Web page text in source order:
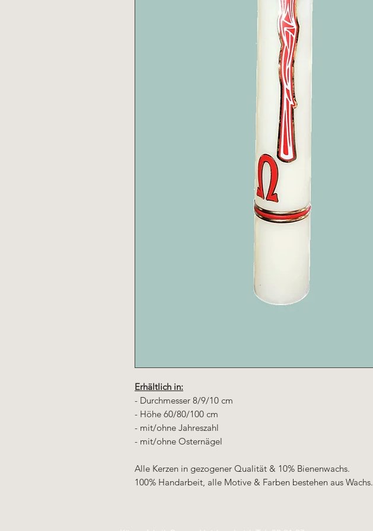
Erhältlich in:
- Durchmesser 8/9/10 cm
- Höhe 60/80/100 cm
- mit/ohne Jahreszahl
- mit/ohne Osternägel
Alle Kerzen in gezogener Qualität & 10% Bienenwachs.
100% Handarbeit, alle Motive & Farben bestehen aus Wachs.